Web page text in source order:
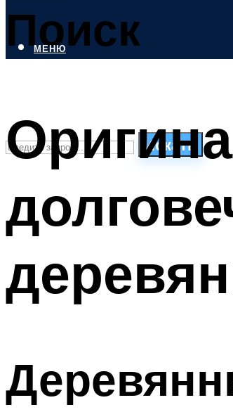
Поиск
Искать
ПЛАВАНЬЕ ДЛЯ ДЕТЕЙ
ПЛАВАНЬЕ ДЛЯ ПОХУДЕНИЯ
ОЧИСТКА БАССЕЙНОВ
МЕНЮ